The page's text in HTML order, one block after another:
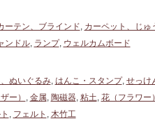
ーテン、ブラインド, カーペット、じゅ
ンドル, ランプ, ウェルカムボード
ぬいぐるみ, はんこ・スタンプ, せっけ
ー） , 金属, 陶磁器, 粘土, 花（フラワー
, フェルト , 木竹工